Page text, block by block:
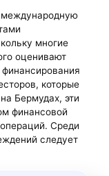
многие
оценивают
которые
Бермудах, эти
финансовой
Среди
следует